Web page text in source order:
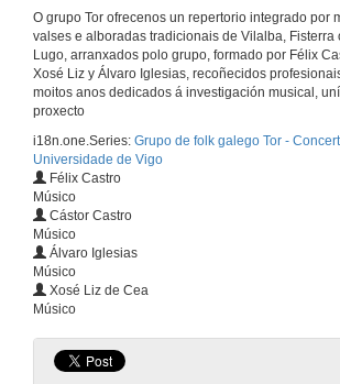
O grupo Tor ofrecenos un repertorio integrado por
valses e alboradas tradicionais de Vilalba, Fisterra
Lugo, arranxados polo grupo, formado por Félix
Xosé Liz y Álvaro Iglesias, recoñecidos
moitos anos dedicados á investigación musical,
proxecto
i18n.one.Series: Grupo de folk galego Tor -
Universidade de Vigo
Félix Castro
Músico
Cástor Castro
Músico
Álvaro Iglesias
Músico
Xosé Liz de Cea
Músico